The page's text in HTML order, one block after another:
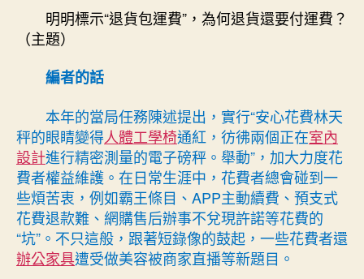
｜
系
統
傢
俱
標
示
“退
貨
包
明明標示“退貨包運費”，為何退貨還要付運費？
（主題）
編者的話
本年的當局任務陳述提出，實行“安心花費林天
秤的眼睛變得人體工學椅通紅，彷彿兩個正在室內
設計進行精密測量的電子磅秤。舉動”，加大力度花
費者權益維護。在日常生涯中，花費者總會碰到一
些煩苦衷，例如霸王條目、APP主動續費、預支式
花費退款難、網購售后辦事不兌現許諾等花費的
“坑”。不只這般，跟著短錄像的鼓起，一些花費者還
辦公家具遭受做美容被商家直播等新題目。